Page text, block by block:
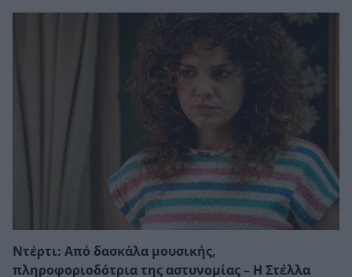
Ντέρτι: Από δασκάλα μουσικής,
πληροφοριοδότρια της αστυνομίας – Η Στέλλα